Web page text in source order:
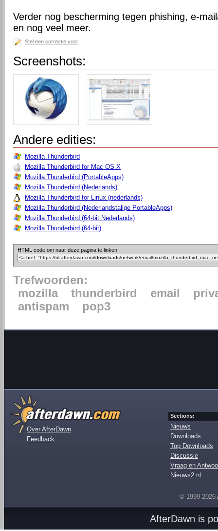
Verder nog bescherming tegen phishing, e-
en nog veel meer.
Stel een correctie voor
Screenshots:
Andere edities:
Mozilla Thunderbird
Mozilla Thunderbird for Mac OS X
Mozilla Thunderbird (PortableApps)
Mozilla Thunderbird (Nederlands)
Mozilla Thunderbird for Linux (nederlands)
Mozilla Thunderbird (Nederlandstalige PortableApps)
Mozilla Thunderbird (64-bit Nederlands)
Mozilla Thunderbird (64-bit)
HTML code om naar deze pagina te linken:
Trefwoorden:
mozilla
thunderbird email
antispam
pop3
Over AfterDawn
Feedback
Sections:
Nieuws
Downloads
Top Downloads
Discussie
Vraag en
Nieuws2.nl
© 1999-2026
AfterDawn is